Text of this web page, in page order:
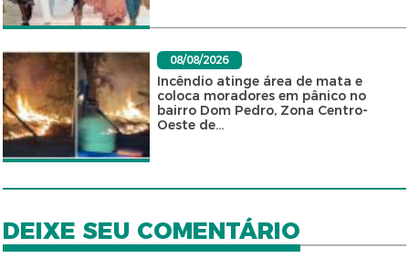
08/08/2026
Incêndio atinge área de mata e
coloca moradores em pânico no
bairro Dom Pedro, Zona Centro-
Oeste de...
DEIXE SEU COMENTÁRIO